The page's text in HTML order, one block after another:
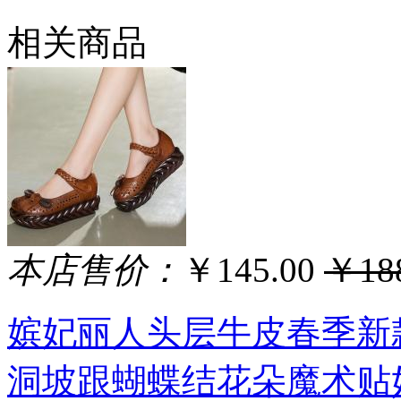
相关商品
本店售价： ￥145.00 ￥
嫔妃丽人头层牛皮春季
洞坡跟蝴蝶结花朵魔术贴